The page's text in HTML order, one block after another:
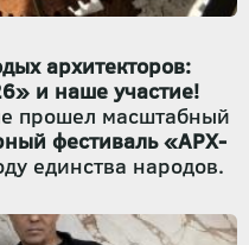
архитекторов:
и наше участие!
прошел масштабный
фестиваль «АРХ-
единства народов.